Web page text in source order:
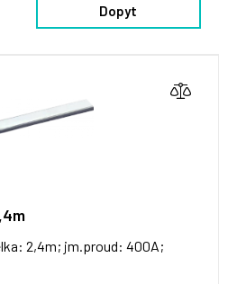
Dopyt
2,4m; jm.proud: 400A;